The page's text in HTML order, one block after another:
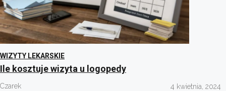
WIZYTY LEKARSKIE
Ile kosztuje wizyta u logopedy
Czarek 4 kwietnia, 2024